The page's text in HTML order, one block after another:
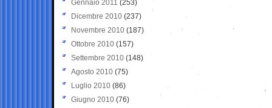
Gennaio 2011 (253)
Dicembre 2010 (237)
Novembre 2010 (187)
Ottobre 2010 (157)
Settembre 2010 (148)
Agosto 2010 (75)
Luglio 2010 (86)
Giugno 2010 (76)